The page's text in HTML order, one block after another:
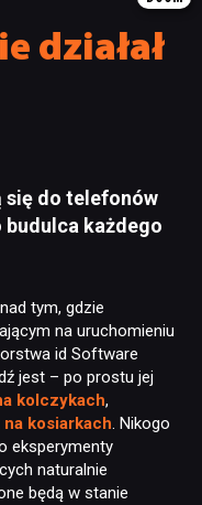
działał
się do telefonów
budulca każdego
tym, gdzie
na uruchomieniu
id Software
jest – po prostu jej
kolczykach,
kosiarkach. Nikogo
eksperymenty
naturalnie
będą w stanie